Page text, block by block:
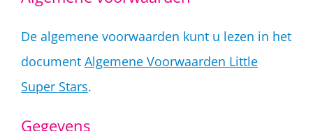
De algemene voorwaarden kunt u lezen in het
document Algemene Voorwaarden Little
Super Stars.
Gegevens